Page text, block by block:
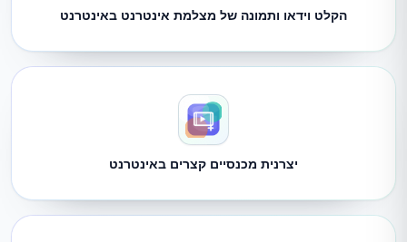
הקלט וידאו ותמונה של מצלמת אינטרנט באינטרנט
יצרנית מכנסיים קצרים באינטרנט